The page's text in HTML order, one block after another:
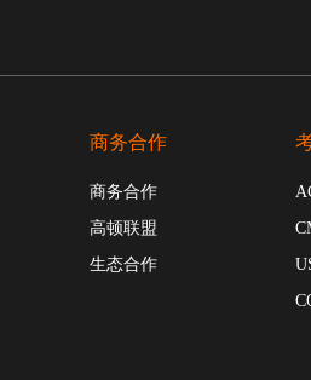
商务合作
商务合作
高顿联盟
生态合作